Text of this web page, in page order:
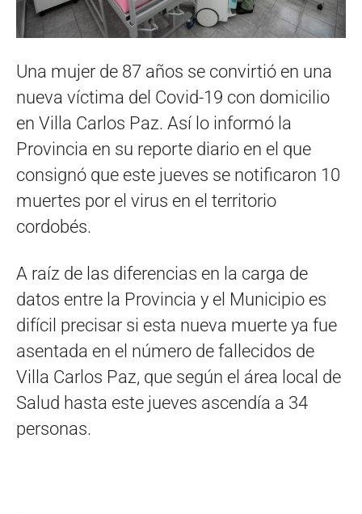
Una mujer de 87 años se convirtió en una
nueva víctima del Covid-19 con domicilio
en Villa Carlos Paz. Así lo informó la
Provincia en su reporte diario en el que
consignó que este jueves se notificaron 10
muertes por el virus en el territorio
cordobés.
A raíz de las diferencias en la carga de
datos entre la Provincia y el Municipio es
difícil precisar si esta nueva muerte ya fue
asentada en el número de fallecidos de
Villa Carlos Paz, que según el área local de
Salud hasta este jueves ascendía a 34
personas.